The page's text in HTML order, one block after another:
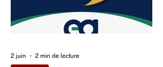
2 juin 2 min de lecture